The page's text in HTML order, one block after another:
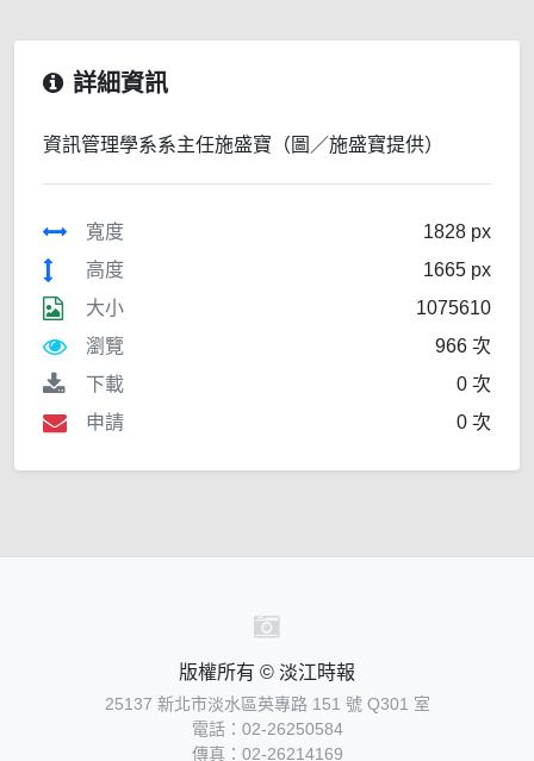
詳細資訊
資訊管理學系系主任施盛寶（圖／施盛寶提供）
寬度
1828 px
高度
1665 px
大小
1075610
瀏覽
966 次
下載
0 次
申請
0 次
版權所有 © 淡江時報
25137 新北市淡水區英專路 151 號 Q301 室
電話：02-26250584
傳真：02-26214169